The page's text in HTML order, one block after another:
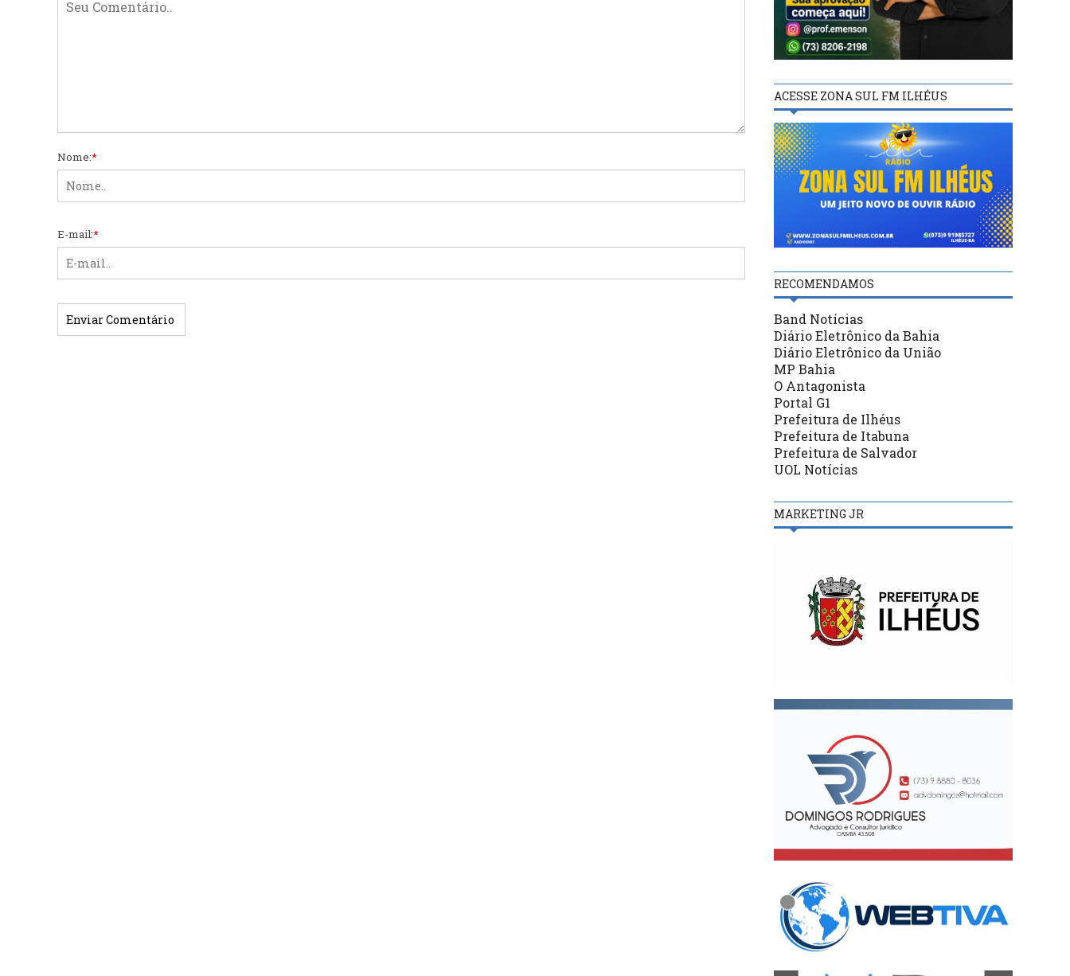
Nome:*
E-mail:*
ACESSE ZONA SUL FM ILHÉUS
RECOMENDAMOS
Band Notícias
Diário Eletrônico da Bahia
Diário Eletrônico da União
MP Bahia
O Antagonista
Portal G1
Prefeitura de Ilhéus
Prefeitura de Itabuna
Prefeitura de Salvador
UOL Notícias
MARKETING JR